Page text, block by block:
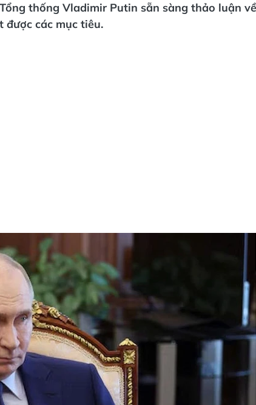
thống Vladimir Putin sẵn sàng thảo luận về
được các mục tiêu.